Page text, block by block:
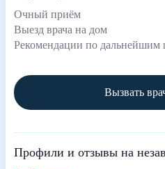
Очный приём
Выезд врача на дом
Рекомендации по дальнейшим
Вызвать
Профили и отзывы на